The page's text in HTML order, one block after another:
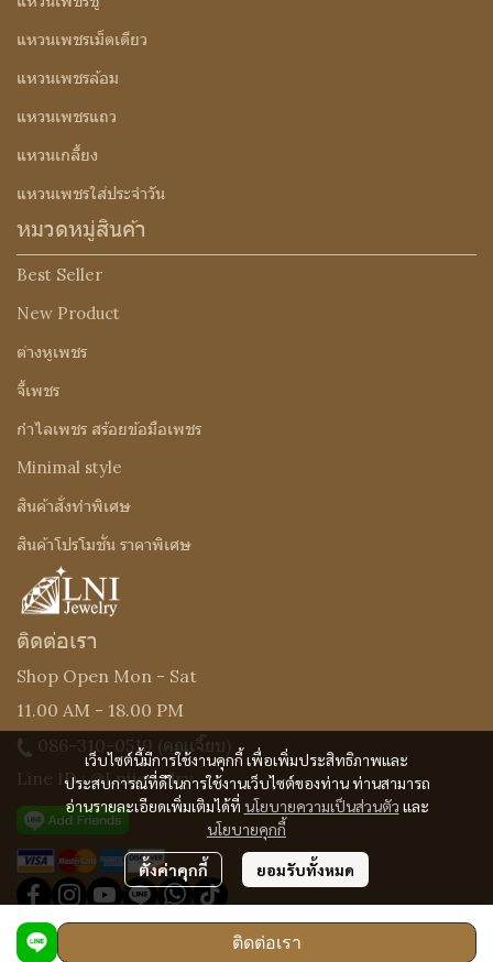
ติดต่อเรา
เว็บไซต์นี้มีการใช้งานคุกกี้ เพื่อเพิ่มประสิทธิภาพและ
ประสบการณ์ที่ดีในการใช้งานเว็บไซต์ของท่าน ท่านสามารถ
อ่านรายละเอียดเพิ่มเติมได้ที่ นโยบายความเป็นส่วนตัว และ
นโยบายคุกกี้
ตั้งค่าคุกกี้ ยอมรับทั้งหมด
แหวนเพชรเม็ดเดียว
แหวนเพชรล้อม
แหวนเพชรแถว
แหวนเกลี้ยง
แหวนเพชรใส่ประจำวัน
หมวดหมู่สินค้า
Best Seller
New Product
ต่างหูเพชร
จี้เพชร
กำไลเพชร สร้อยข้อมือเพชร
Minimal style
สินค้าสั่งทำพิเศษ
สินค้าโปรโมชั่น ราคาพิเศษ
ติดต่อเรา
Shop Open Mon - Sat
11.00 AM - 18.00 PM
086-310-0519 (คุณเจี๊ยบ)
Line ID : @Lnijewelry